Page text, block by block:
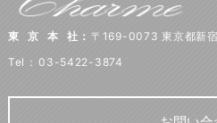
東京本社 ： 〒169-0073 東京都新
Tel ： 03-5422-3874